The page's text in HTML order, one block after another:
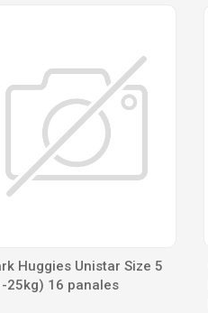
Huggies Unistar Size 5
25kg) 16 panales